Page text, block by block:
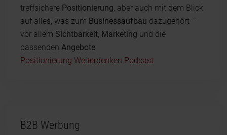
treffsichere Positionierung , aber auch mit dem Blick
auf alles, was zum Businessaufbau dazugehört –
vor allem Sichtbarkeit Marketing und die
passenden Angebote
Positionierung Weiterdenken Podcast
B2B Werbung